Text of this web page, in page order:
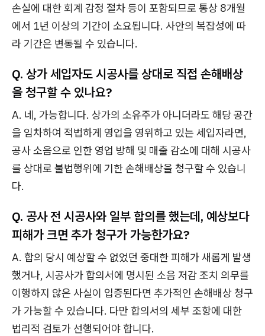
손실에 대한 회계 감정 절차 등이 포함되므로 통상 8개월
에서 1년 이상의 기간이 소요됩니다. 사안의 복잡성에 따
라 기간은 변동될 수 있습니다.
Q. 상가 세입자도 시공사를 상대로 직접 손해배상
을 청구할 수 있나요?
A. 네, 가능합니다. 상가의 소유주가 아니더라도 해당 공간
을 임차하여 적법하게 영업을 영위하고 있는 세입자라면,
공사 소음으로 인한 영업 방해 및 매출 감소에 대해 시공사
를 상대로 불법행위에 기한 손해배상을 청구할 수 있습니
다.
Q. 공사 전 시공사와 일부 합의를 했는데, 예상보다
피해가 크면 추가 청구가 가능한가요?
A. 합의 당시 예상할 수 없었던 중대한 피해가 새롭게 발생
했거나, 시공사가 합의서에 명시된 소음 저감 조치 의무를
이행하지 않은 사실이 입증된다면 추가적인 손해배상 청구
가 가능할 수 있습니다. 다만 합의서의 세부 조항에 대한
법리적 검토가 선행되어야 합니다.